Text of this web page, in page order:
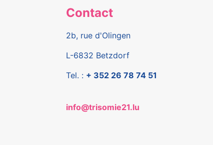
Contact
2b, rue d'Olingen
L-6832 Betzdorf
Tel. : + 352 26 78 74 51
info@trisomie21.lu